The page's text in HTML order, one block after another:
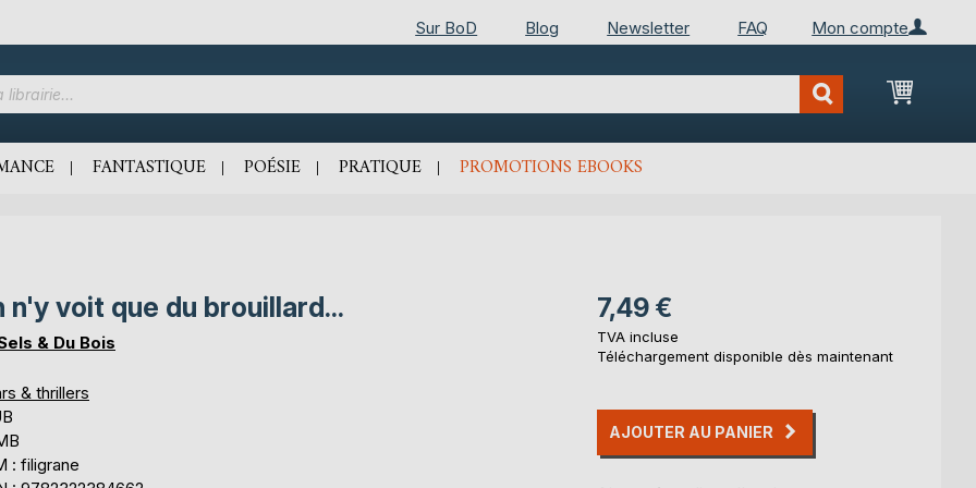
Mon compte
Sur BoD Blog Newsletter FAQ
Mon
FANTASTIQUE POÉSIE PRATIQUE PROMOTIONS EBOOKS
n'y voit que du brouillard...
& Du Bois
& thrillers
: filigrane
7,49 €
TVA incluse
Téléchargement disponible dès maintenant
AJOUTER AU PANIER